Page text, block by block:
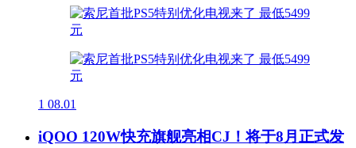
1 08.01
iQOO 120W快充旗舰亮相CJ！将于8月正式发